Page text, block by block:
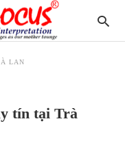
LAN
tín tại Trà